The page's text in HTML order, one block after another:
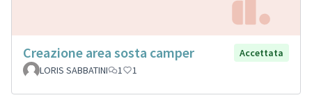
Creazione area sosta camper
Accettata
LORIS SABBATINI
1 1